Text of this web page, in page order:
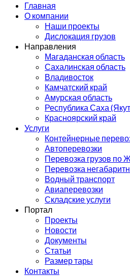
Главная
О компании
Наши проекты
Дислокация грузов
Направления
Магаданская область
Сахалинская область
Владивосток
Камчатский край
Амурская область
Республика Саха
Красноярский край
Услуги
Контейнерные
Автоперевозки
Перевозка грузов по
Перевозка
Водный транспорт
Авиаперевозки
Складские услуги
Портал
Проекты
Новости
Документы
Статьи
Размер тары
Контакты